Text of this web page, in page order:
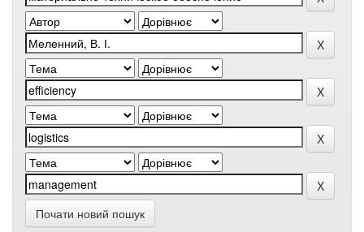
Почати новий пошук